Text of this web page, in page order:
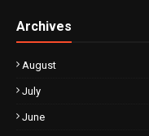
Archives
August
July
June